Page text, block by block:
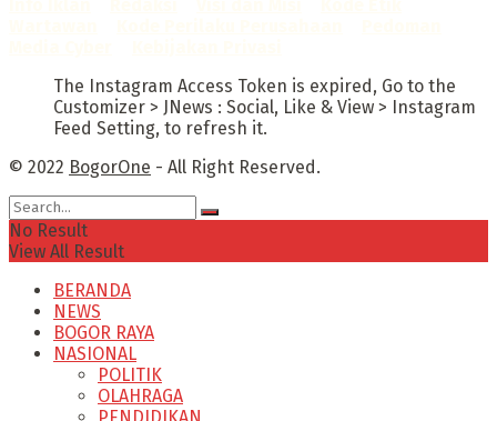
The Instagram Access Token is expired, Go to the
Customizer > JNews : Social, Like & View > Instagram
Feed Setting, to refresh it.
© 2022 BogorOne - All Right Reserved.
No Result
View All Result
BERANDA
NEWS
BOGOR RAYA
NASIONAL
POLITIK
OLAHRAGA